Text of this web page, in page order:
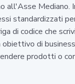
all'Asse Mediano.
standardizzati
di codice che
di
prodotti o